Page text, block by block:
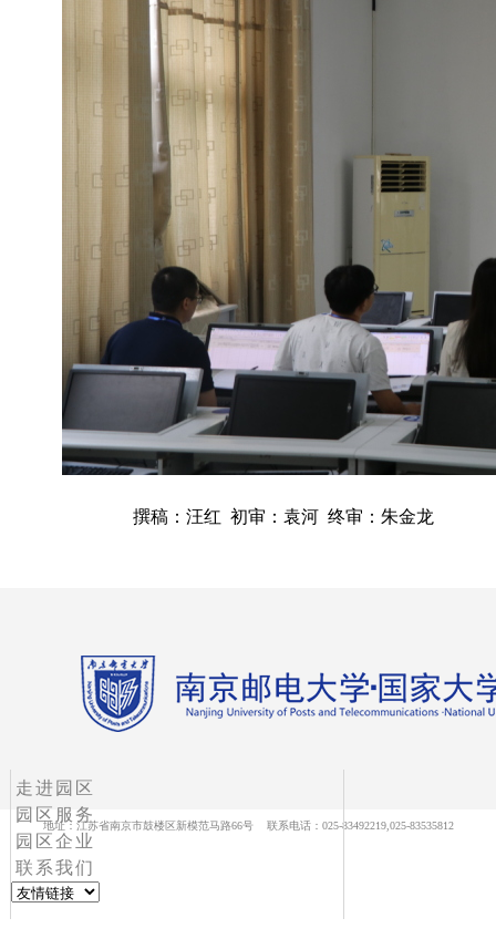
撰稿：汪红 初审：袁河 终审：朱金龙
走进园区
园区服务
园区企业
联系我们
地址：江苏省南京市鼓楼区新模范马路66号 联系电话：025-83492219,025-83535812